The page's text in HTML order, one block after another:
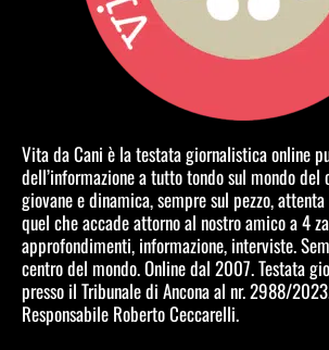
Vita da Cani è la testata giornalistica online
dell’informazione a tutto tondo sul mondo del
giovane e dinamica, sempre sul pezzo,
quel che accade attorno al nostro amico a 4
approfondimenti, informazione, interviste.
centro del mondo. Online dal 2007. Testata
presso il Tribunale di Ancona al nr. 2988/
Responsabile Roberto Ceccarelli.